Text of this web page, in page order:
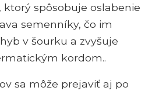
spôsobuje oslabenie
semenníky, čo im
v šourku a zvyšuje
kordom..
sa môže prejaviť aj po